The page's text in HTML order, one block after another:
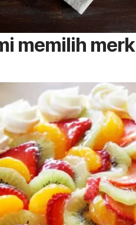
memilih merk